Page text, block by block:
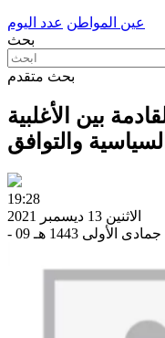
عين المواطن عدد اليوم
بحث
بحث متقدم
بين الأغلبية
السياسية والتوافق
19:28
الاثنين 13 ديسمبر 2021
- 09 جمادى الأولى 1443 هـ